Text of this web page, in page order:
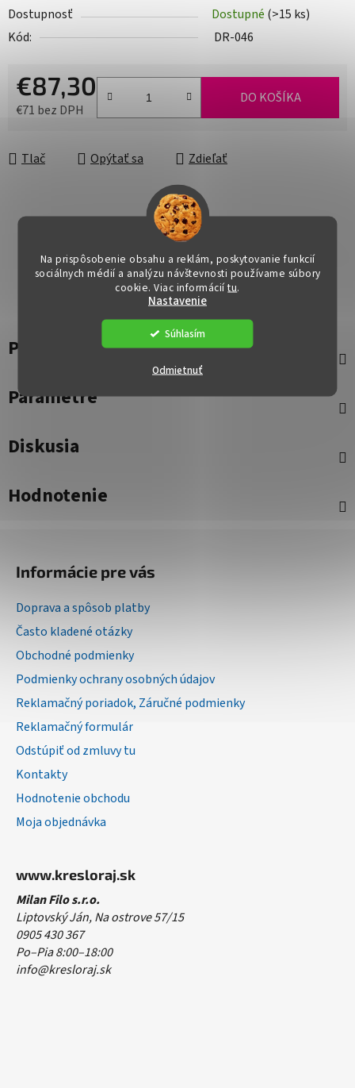
Na prispôsobenie obsahu a reklám, poskytovanie funkcií
sociálnych médií a analýzu návštevnosti používame súbory
cookie. Viac informáciítu.
Nastavenie
Odmietnuť
Súhlasím
Dostupnosť Dostupné (>15 ks)
Kód:
DR-046
€87,30
€71 bez DPH
DO KOŠÍKA
Tlač Opýtať sa Zdieľať
Popis
Parametre
Diskusia
Hodnotenie
Informácie pre vás
Doprava a spôsob platby
Často kladené otázky
Obchodné podmienky
Podmienky ochrany osobných údajov
Reklamačný poriadok, Záručné podmienky
Reklamačný formulár
Odstúpiť od zmluvy tu
Kontakty
Hodnotenie obchodu
Moja objednávka
www.kresloraj.sk
Milan Filo s.r.o.
Liptovský Ján, Na ostrove 57/15
0905 430 367
Po–Pia 8:00–18:00
info@kresloraj.sk